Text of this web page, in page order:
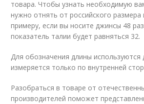
товара. Чтобы узнать необходимую
нужно отнять от российского размера
примеру, если вы носите джинсы 48
показатель талии будет равняться 32.
Для обозначения длины
измеряется только по внутренней
Разобраться в товаре от
производителей поможет